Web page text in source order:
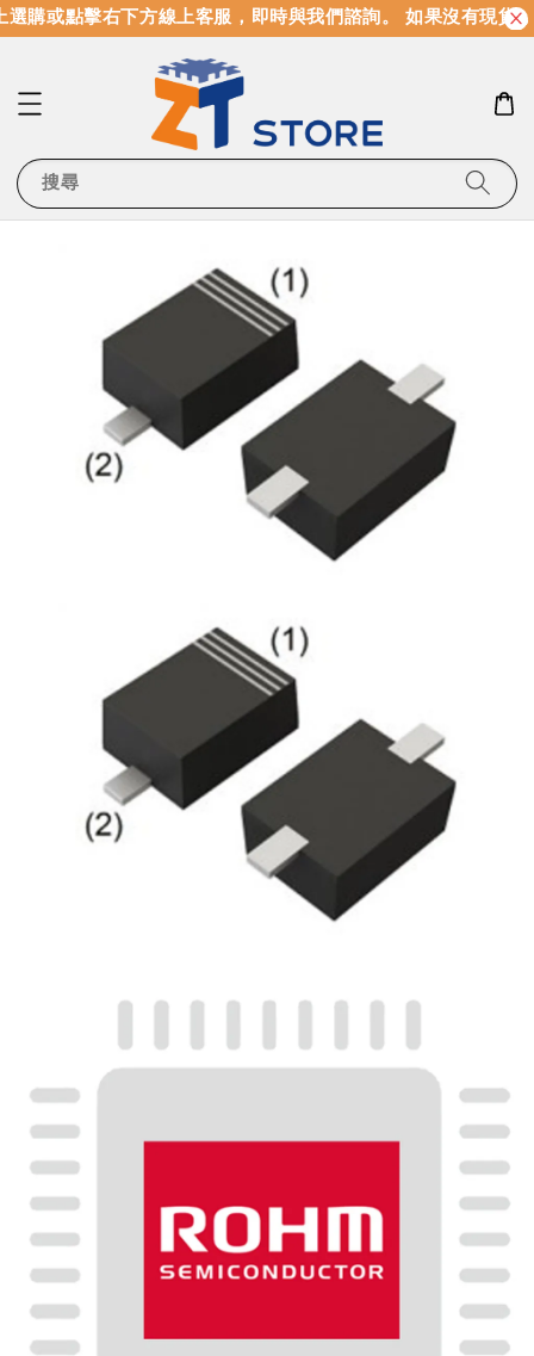
購或點擊右下方線上客服，即時與我們諮詢。 如果沒有現貨
搜尋